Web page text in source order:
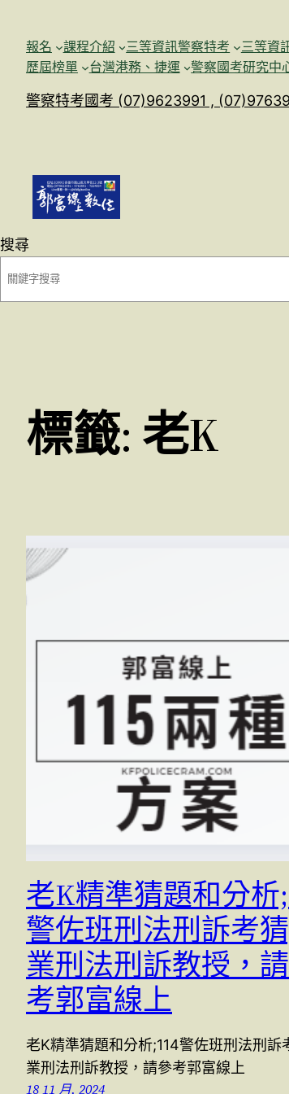
報名 課程介紹 三等資訊警察特考 三等資
歷屆榜單
台灣港務、捷運 警察國考研究中
警察特考國考 (07)9623991 ,
搜尋
標籤: 老K
老K精準猜題和分析
警佐班刑法刑訴考
業刑法刑訴教授，
考郭富線上
老K精準猜題和分析;114警佐班刑法刑訴
業刑法刑訴教授，請參考郭富線上
18 11 月, 2024